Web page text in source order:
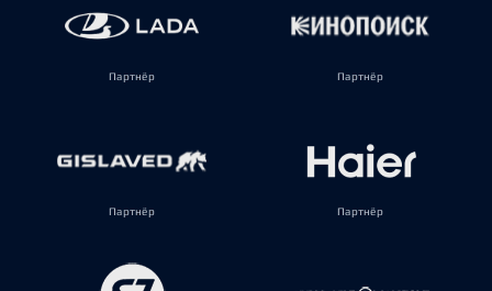
Партнёр Партнёр
Партнёр Партнёр